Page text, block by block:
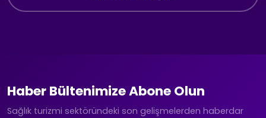
Haber Bültenimize Abone Olun
Sağlık turizmi sektöründeki son gelişmelerden haberdar